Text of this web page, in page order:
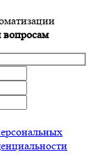
вопросам